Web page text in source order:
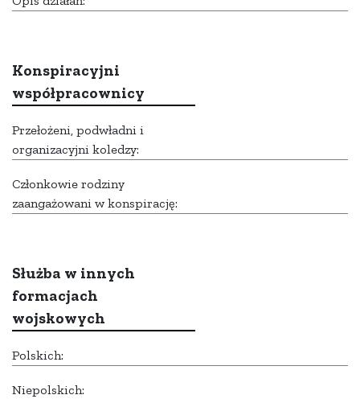
Konspiracyjni
współpracownicy
Przełożeni, podwładni i
organizacyjni koledzy:
Członkowie rodziny
zaangażowani w konspirację:
Służba w innych
formacjach
wojskowych
Polskich:
Niepolskich: